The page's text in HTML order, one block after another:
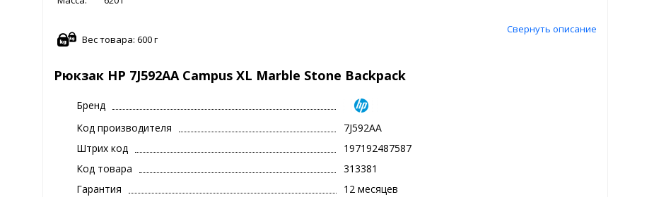
Свернуть описание
Вес товара: 600 г
Рюкзак HP 7J592AA Campus XL Marble Stone Backpack
Бренд
Код производителя
7J592AA
Штрих код
197192487587
Код товара
313381
Гарантия
12 месяцев